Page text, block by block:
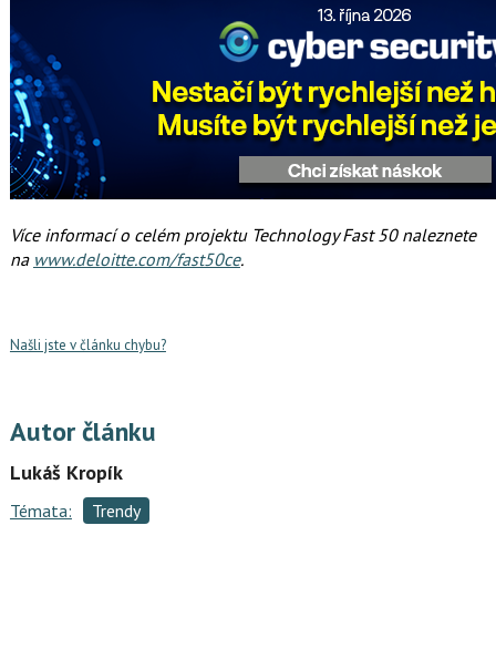
Více informací o celém projektu Technology Fast 50 naleznete
na www.deloitte.com/fast50ce.
Našli jste v článku chybu?
Autor článku
Lukáš Kropík
Témata: Trendy